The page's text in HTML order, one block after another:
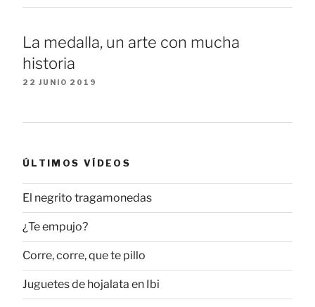
La medalla, un arte con mucha
historia
22 JUNIO 2019
ÚLTIMOS VÍDEOS
El negrito tragamonedas
¿Te empujo?
Corre, corre, que te pillo
Juguetes de hojalata en Ibi